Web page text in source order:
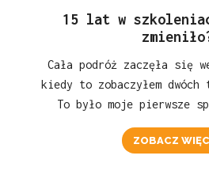
15 lat w
Cała podróż zaczęła się
kiedy to zobaczyłem
To było moje pierwsze
ZOBACZ